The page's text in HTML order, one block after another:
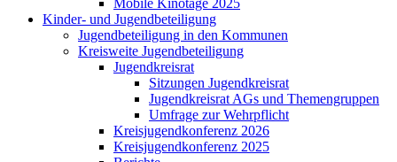
Mobile Kinotage 2025
Kinder- und Jugendbeteiligung
Jugendbeteiligung in den Kommunen
Kreisweite Jugendbeteiligung
Jugendkreisrat
Sitzungen Jugendkreisrat
Jugendkreisrat AGs und Themengruppen
Umfrage zur Wehrpflicht
Kreisjugendkonferenz 2026
Kreisjugendkonferenz 2025